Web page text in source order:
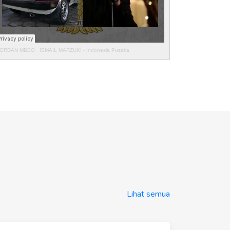
MBEO · ISMAIL MARZUKI - Indonesia Pusaka
Lihat semua